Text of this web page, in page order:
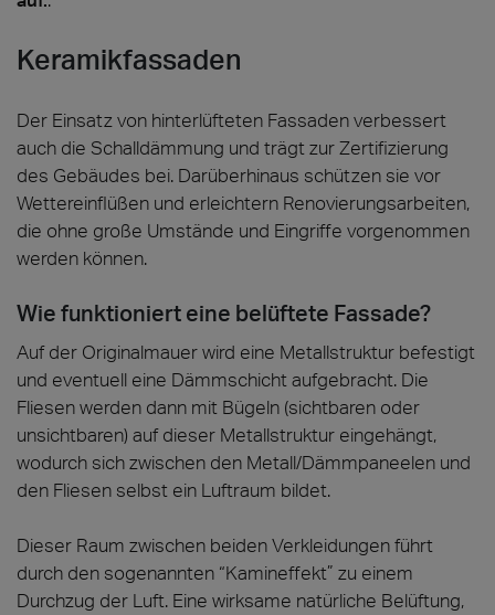
Keramikfassaden
Der Einsatz von hinterlüfteten Fassaden verbessert
auch die Schalldämmung und trägt zur Zertifizierung
des Gebäudes bei. Darüberhinaus schützen sie vor
Wettereinflüßen und erleichtern Renovierungsarbeiten,
die ohne große Umstände und Eingriffe vorgenommen
werden können.
Wie funktioniert eine belüftete Fassade?
Auf der Originalmauer wird eine Metallstruktur befestigt
und eventuell eine Dämmschicht aufgebracht. Die
Fliesen werden dann mit Bügeln (sichtbaren oder
unsichtbaren) auf dieser Metallstruktur eingehängt,
wodurch sich zwischen den Metall/Dämmpaneelen und
den Fliesen selbst ein Luftraum bildet.
Dieser Raum zwischen beiden Verkleidungen führt
durch den sogenannten “Kamineffekt” zu einem
Durchzug der Luft. Eine wirksame natürliche Belüftung,